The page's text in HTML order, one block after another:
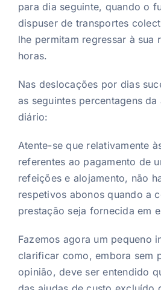
para dia seguinte, quando o
dispuser de transportes
lhe permitam regressar à sua
horas.
Nas deslocações por dias
as seguintes percentagens
diário:
Atente-se que relativamente
referentes ao pagamento de
refeições e alojamento, não
respetivos abonos quando a
prestação seja fornecida em
Fazemos agora um pequeno
clarificar como, embora sem
opinião, deve ser entendido